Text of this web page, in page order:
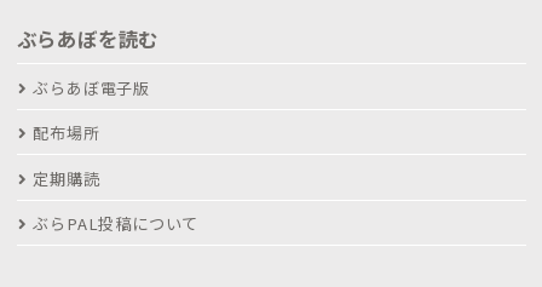
ぶらあぼを読む
ぶらあぼ電子版
配布場所
定期購読
ぶらPAL投稿について